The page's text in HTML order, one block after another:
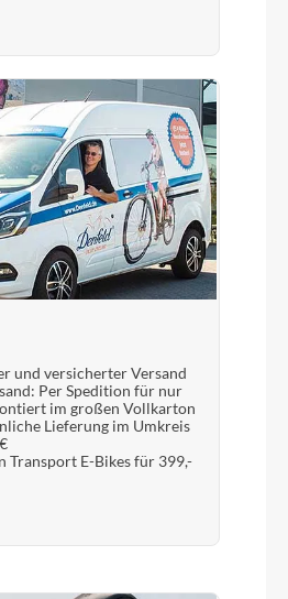
und versicherter Versand
Per Spedition für nur
im großen Vollkarton
Lieferung im Umkreis
Transport E-Bikes für 399,-